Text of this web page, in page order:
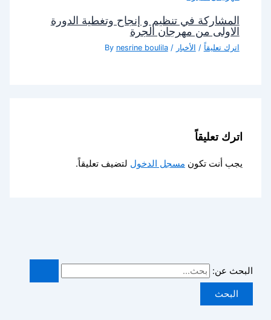
المشاركة في تنظيم و إنجاح وتغطية الدورة
الاولى من مهرجان الجرة
اترك تعليقاً / الأخبار / By
nesrine boulila
اترك تعليقاً
يجب أنت تكون مسجل الدخول لتضيف تعليقاً.
البحث عن: